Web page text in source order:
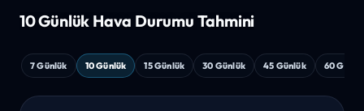
10 Günlük Hava Durumu Tahmini
7 Günlük 10 Günlük 15 Günlük 30 Günlük 45 Günlük 60